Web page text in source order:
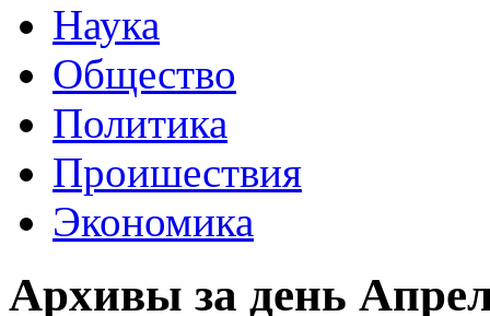
Наука
Общество
Политика
Проишествия
Экономика
Архивы за день